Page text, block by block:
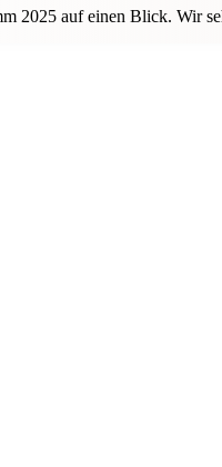
2025 auf einen Blick. Wir